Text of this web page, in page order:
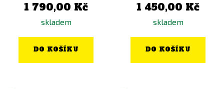
1 790,00 Kč
skladem
DO KOŠÍKU
1 450,00 Kč
skladem
DO KOŠÍKU